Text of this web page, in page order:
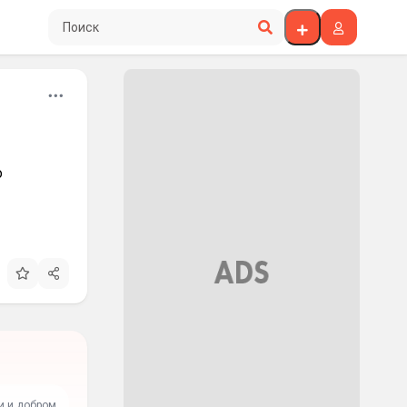
Поиск по сайту